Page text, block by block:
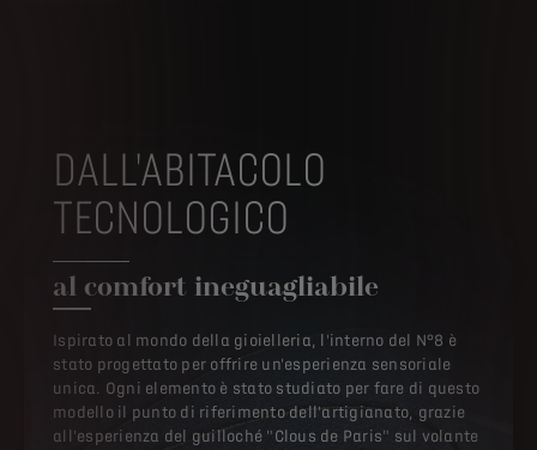
DALL'ABITACOLO
TECNOLOGICO
al comfort ineguagliabile
Ispirato al mondo della gioielleria, l'interno del N°8 è
stato progettato per offrire un'esperienza sensoriale
unica. Ogni elemento è stato studiato per fare di questo
modello il punto di riferimento dell'artigianato, grazie
all'esperienza del guilloché "Clous de Paris" sul volante